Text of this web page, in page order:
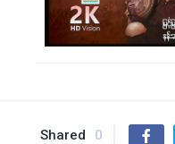
Shared 0